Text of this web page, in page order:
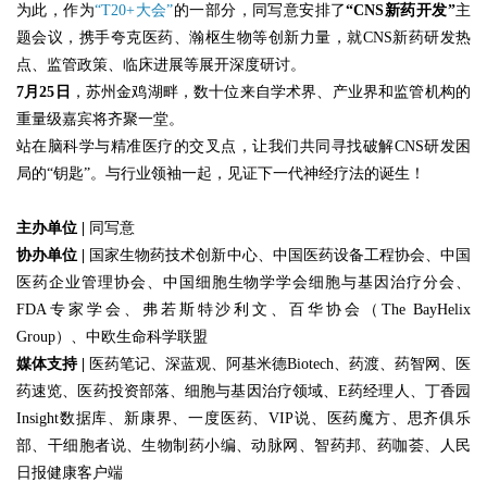
为此，作为“T20+大会”的一部分，同写意安排了“CNS新药开发”主
题会议，携手夸克医药、瀚枢生物等创新力量，就CNS新药研发热
点、监管政策、临床进展等展开深度研讨。
7月25日 ，苏州金鸡湖畔，数十位来自学术界、产业界和监管机构的
重量级嘉宾将齐聚一堂。
站在脑科学与精准医疗的交叉点，让我们共同寻找破解CNS研发困
局的“钥匙”。与行业领袖一起，见证下一代神经疗法的诞生！
主办单位 |
同写意
协办单位 |
国家生物药技术创新中心、中国医药设备工程协会、中国
医药企业管理协会、中国细胞生物学学会细胞与基因治疗分会、
FDA专家学会、弗若斯特沙利文、百华协会（The BayHelix
Group）、中欧生命科学联盟
媒体支持 |
医药笔记、深蓝观、阿基米德Biotech、药渡、药智网、医
药速览、医药投资部落、细胞与基因治疗领域、E药经理人、丁香园
Insight数据库、新康界、一度医药、VIP说、医药魔方、思齐俱乐
部、干细胞者说、生物制药小编、动脉网、智药邦、药咖荟、人民
日报健康客户端